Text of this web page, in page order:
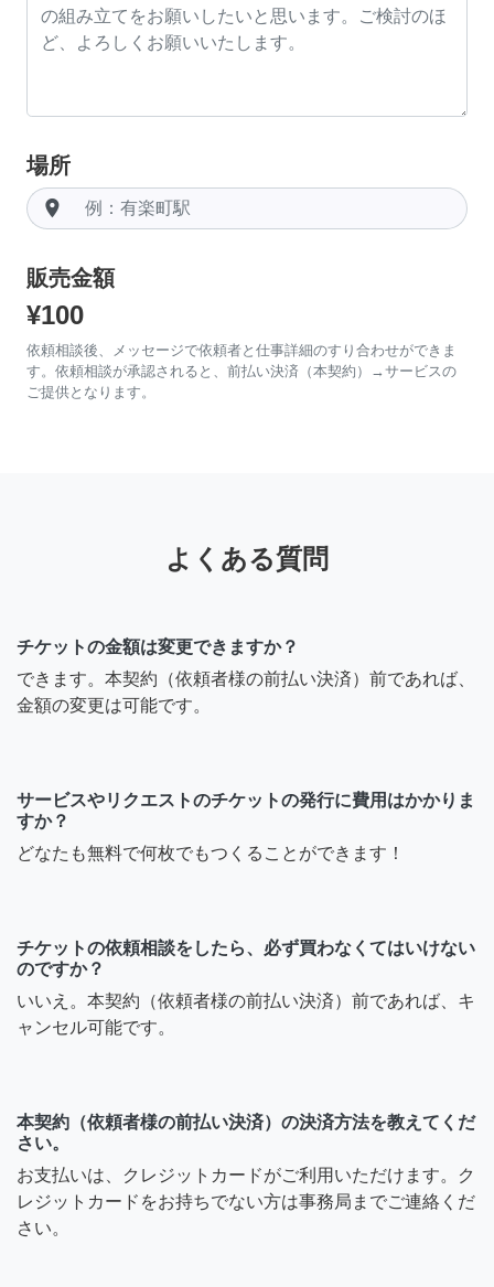
場所
room
販売金額
¥100
依頼相談後、メッセージで依頼者と仕事詳細のすり合わせができま
す。依頼相談が承認されると、前払い決済（本契約）→サービスの
ご提供となります。
よくある質問
チケットの金額は変更できますか？
できます。本契約（依頼者様の前払い決済）前であれば、
金額の変更は可能です。
サービスやリクエストのチケットの発行に費用はかかりま
すか？
どなたも無料で何枚でもつくることができます！
チケットの依頼相談をしたら、必ず買わなくてはいけない
のですか？
いいえ。本契約（依頼者様の前払い決済）前であれば、キ
ャンセル可能です。
本契約（依頼者様の前払い決済）の決済方法を教えてくだ
さい。
お支払いは、クレジットカードがご利用いただけます。ク
レジットカードをお持ちでない方は事務局までご連絡くだ
さい。